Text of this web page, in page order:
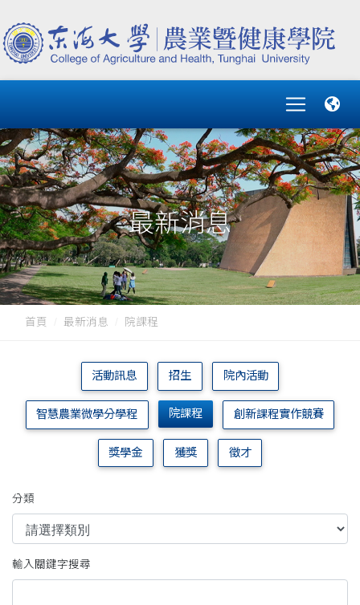
最新消息
首頁 最新消息 院課程
活動訊息 招生 院內活動
智慧農業微學分學程 院課程 創新課程實作競賽
獎學金 獲獎 徵才
分類
輸入關鍵字搜尋